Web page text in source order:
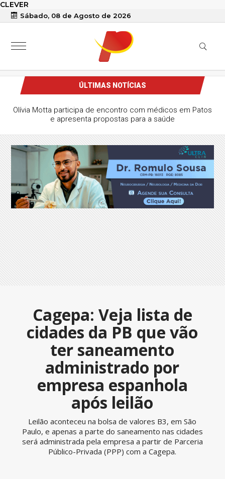
CLEVER
Sábado, 08 de Agosto de 2026
ÚLTIMAS NOTÍCIAS
MG empatam em jogo com gol no início e
não marcado após chamado do VAR
Cagepa: Veja lista de
cidades da PB que vão
ter saneamento
administrado por
empresa espanhola
após leilão
Leilão aconteceu na bolsa de valores B3, em São
Paulo, e apenas a parte do saneamento nas cidades
será administrada pela empresa a partir de Parceria
Público-Privada (PPP) com a Cagepa.